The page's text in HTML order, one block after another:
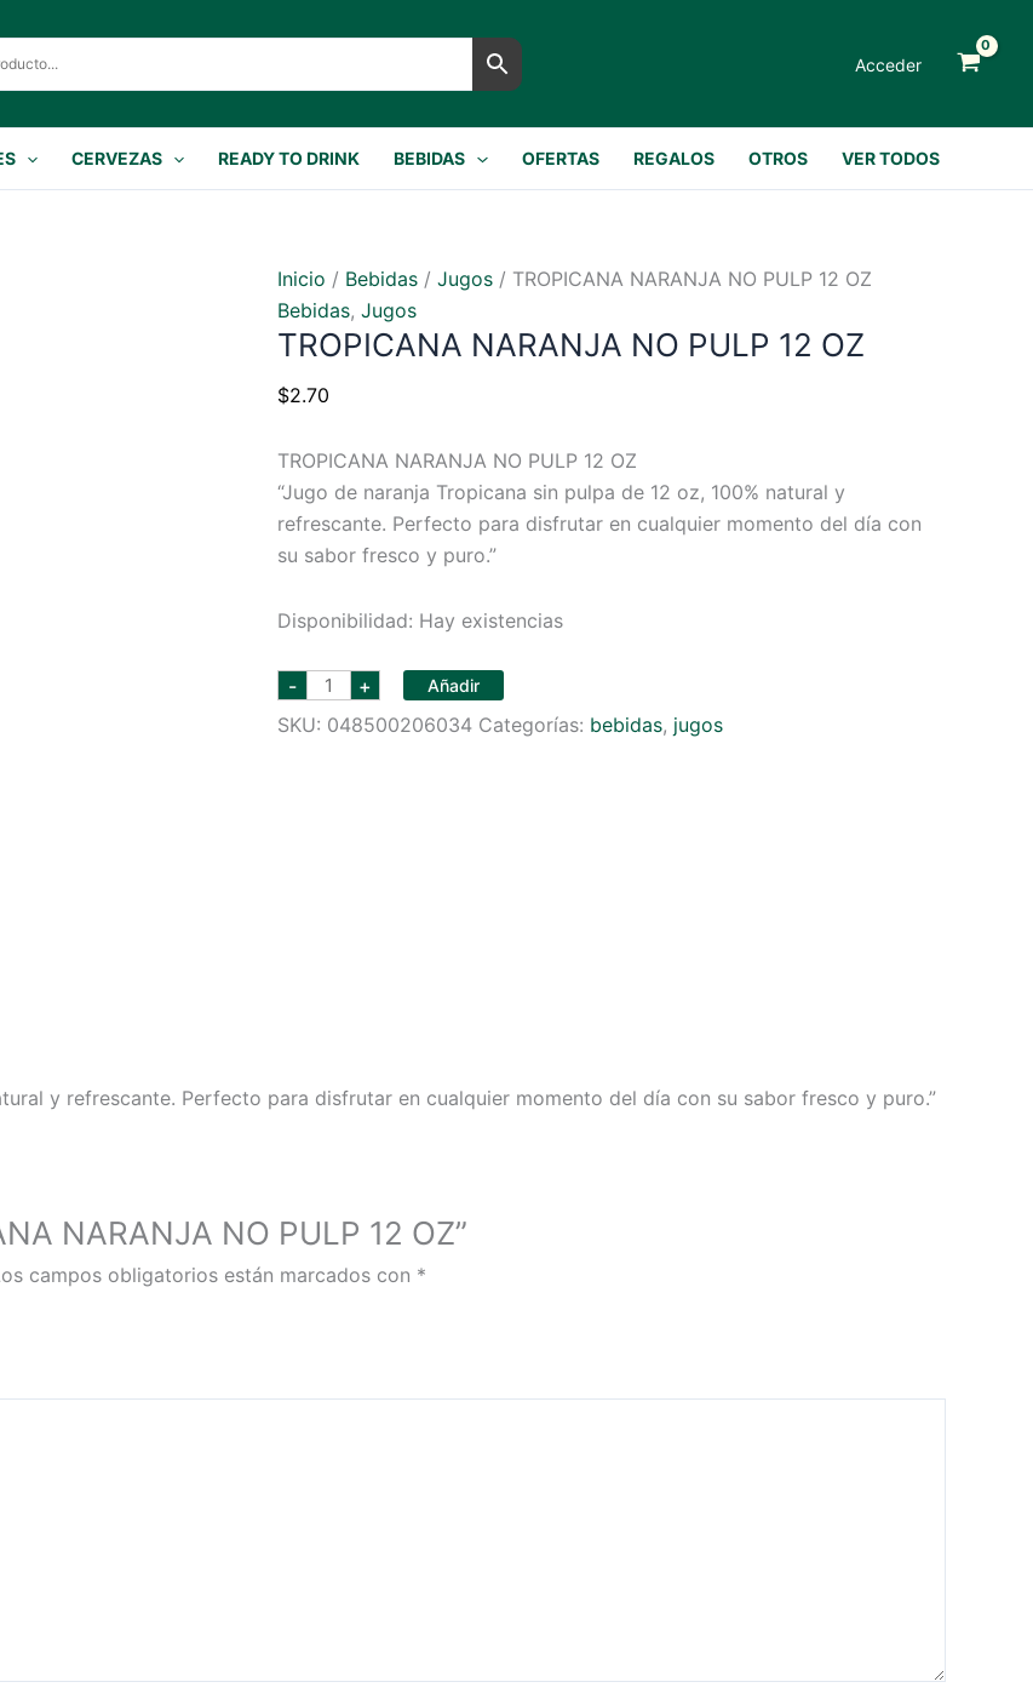
Acceder
CERVEZAS READY TO DRINK BEBIDAS OFERTAS REGALOS OTROS VER TODOS
Inicio / Bebidas / Jugos / TROPICANA NARANJA NO PULP 12 OZ
Bebidas, Jugos
TROPICANA NARANJA NO PULP 12 OZ
$2.70
TROPICANA NARANJA NO PULP 12 OZ
“Jugo de naranja Tropicana sin pulpa de 12 oz, 100% natural y
refrescante. Perfecto para disfrutar en cualquier momento del día con
su sabor fresco y puro.”
Disponibilidad: Hay existencias
- TROPICANA
NARANJA
NO
PULP
+ Añadir
SKU: 048500206034 Categorías: bebidas, jugos
y refrescante. Perfecto para disfrutar en cualquier momento del día con su sabor fresco y puro.”
NARANJA NO PULP 12 OZ”
campos obligatorios están marcados con *